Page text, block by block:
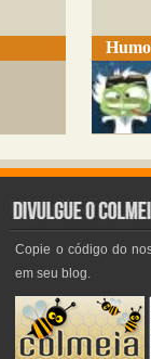
Copie o código do
em seu blog.